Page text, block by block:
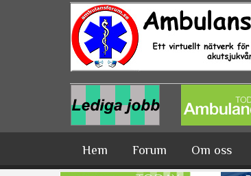
Hoppa till huvudinnehåll
Hem Forum Om oss